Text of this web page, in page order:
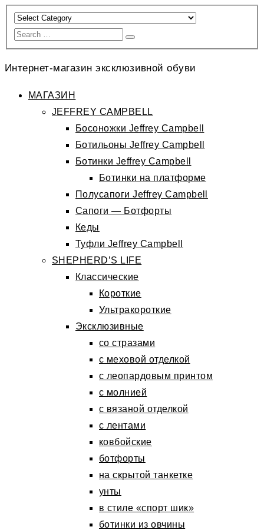
Интернет-магазин эксклюзивной обуви
МАГАЗИН
JEFFREY CAMPBELL
Босоножки Jeffrey Campbell
Ботильоны Jeffrey Campbell
Ботинки Jeffrey Campbell
Ботинки на платформе
Полусапоги Jeffrey Campbell
Сапоги — Ботфорты
Кеды
Туфли Jeffrey Campbell
SHEPHERD’S LIFE
Классические
Короткие
Ультракороткие
Эксклюзивные
со стразами
с меховой отделкой
с леопардовым принтом
с молнией
с вязаной отделкой
с лентами
ковбойские
ботфорты
на скрытой танкетке
унты
в стиле «спорт шик»
ботинки из овчины